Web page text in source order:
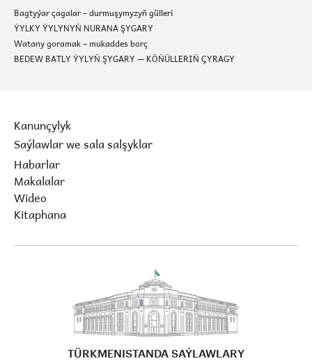
Bagtyýar çagalar – durmuşymyzyň gülleri
ÝYLKY ÝYLYNYŇ NURANA ŞYGARY
Watany goramak – mukaddes borç
BEDEW BATLY ÝYLYŇ ŞYGARY — KÖŇÜLLERIŇ ÇYRAGY
Kanunçylyk
Saýlawlar we sala salşyklar
Habarlar
Makalalar
Wideo
Kitaphana
TÜRKMENISTANDA SAÝLAWLARY